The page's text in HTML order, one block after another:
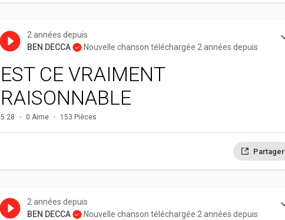
2 années depuis
BEN DECCA
Nouvelle chanson téléchargée 2 années depuis
EST CE VRAIMENT
RAISONNABLE
5:28 0 Aime 153 Pièces
Partager
2 années depuis
BEN DECCA
Nouvelle chanson téléchargée 2 années depuis